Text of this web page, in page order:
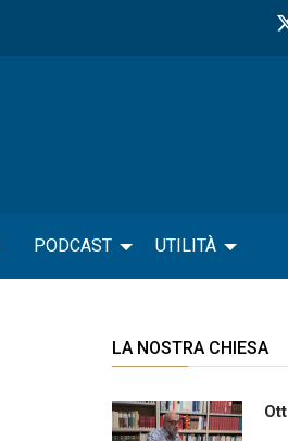
PODCAST UTILITÀ
LA NOSTRA CHIESA